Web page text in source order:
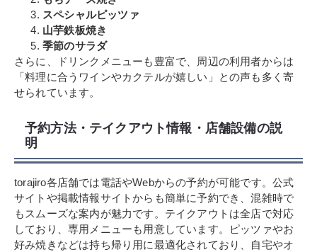
スペシャルピッツァ
山芋鉄板焼き
季節のサラダ
さらに、ドリンクメニューも豊富で、周辺の利用者からは
「料理に合うワインやカクテルが嬉しい」との声も多く寄
せられています。
予約方法・テイクアウト情報・店舗設備の説
明
torajiro各店舗では電話やWebからの予約が可能です。公式
サイトや掲載情報サイトからも簡単に予約でき、混雑時で
もスムーズな案内が魅力です。テイクアウトは全店で対応
しており、専用メニューも用意しています。ピッツァやお
好み焼きなどは持ち帰り用に最適化されており、自宅やオ